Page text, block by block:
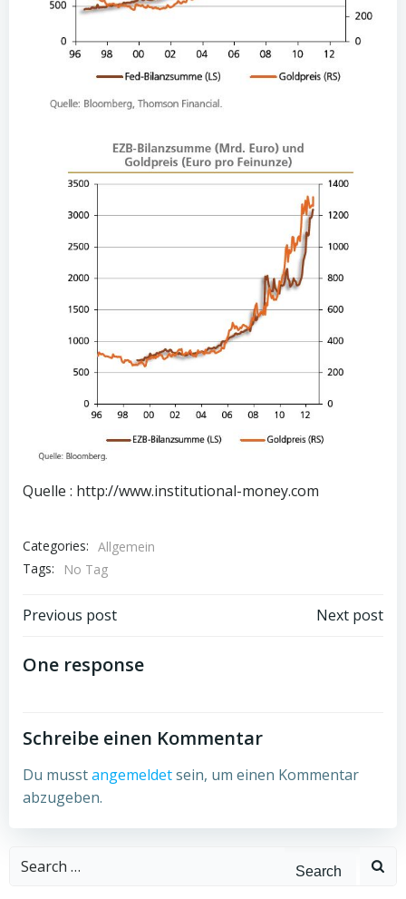
Quelle : http://www.institutional-money.com
Categories: Allgemein
Tags:
No Tag
Post
navigation
Previous post Next post
One response
Schreibe einen Kommentar
Du musstangemeldetsein, um einen Kommentar
abzugeben.
Search